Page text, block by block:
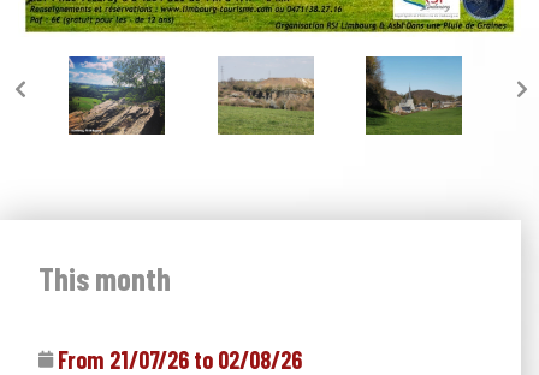
This month
From 21/07/26 to 02/08/26